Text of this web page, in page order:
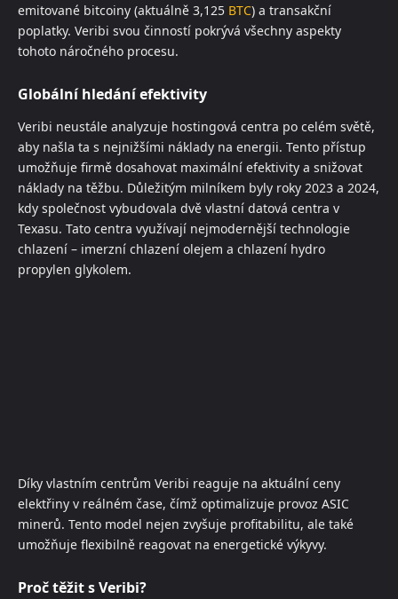
emitované bitcoiny (aktuálně 3,125 BTC) a transakční
poplatky. Veribi svou činností pokrývá všechny aspekty
tohoto náročného procesu.
Globální hledání efektivity
Veribi neustále analyzuje hostingová centra po celém světě,
aby našla ta s nejnižšími náklady na energii. Tento přístup
umožňuje firmě dosahovat maximální efektivity a snižovat
náklady na těžbu. Důležitým milníkem byly roky 2023 a 2024,
kdy společnost vybudovala dvě vlastní datová centra v
Texasu. Tato centra využívají nejmodernější technologie
chlazení – imerzní chlazení olejem a chlazení hydro
propylen glykolem.
Díky vlastním centrům Veribi reaguje na aktuální ceny
elektřiny v reálném čase, čímž optimalizuje provoz ASIC
minerů. Tento model nejen zvyšuje profitabilitu, ale také
umožňuje flexibilně reagovat na energetické výkyvy.
Proč těžit s Veribi?